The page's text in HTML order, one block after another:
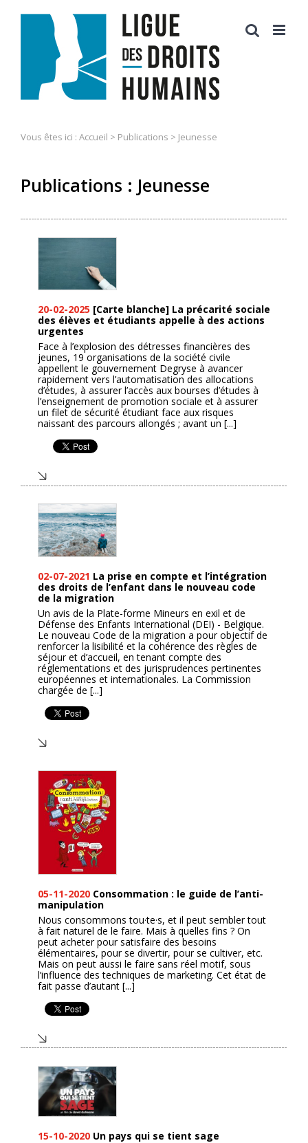
Vous êtes ici : Accueil > Publications > Jeunesse
Publications : Jeunesse
20-02-2025 [Carte blanche] La précarité sociale
des élèves et étudiants appelle à des actions
urgentes
Face à l’explosion des détresses financières des
jeunes, 19 organisations de la société civile
appellent le gouvernement Degryse à avancer
rapidement vers l’automatisation des allocations
d’études, à assurer l’accès aux bourses d’études à
l’enseignement de promotion sociale et à assurer
un filet de sécurité étudiant face aux risques
naissant des parcours allongés ; avant un [...]
02-07-2021 La prise en compte et l’intégration
des droits de l’enfant dans le nouveau code
de la migration
Un avis de la Plate-forme Mineurs en exil et de
Défense des Enfants International (DEI) - Belgique.
Le nouveau Code de la migration a pour objectif de
renforcer la lisibilité et la cohérence des règles de
séjour et d’accueil, en tenant compte des
réglementations et des jurisprudences pertinentes
européennes et internationales. La Commission
chargée de [...]
05-11-2020 Consommation : le guide de l’anti-
manipulation
Nous consommons tou·te·s, et il peut sembler tout
à fait naturel de le faire. Mais à quelles fins ? On
peut acheter pour satisfaire des besoins
élémentaires, pour se divertir, pour se cultiver, etc.
Mais on peut aussi le faire sans réel motif, sous
l’influence des techniques de marketing. Cet état de
fait passe d’autant [...]
15-10-2020 Un pays qui se tient sage